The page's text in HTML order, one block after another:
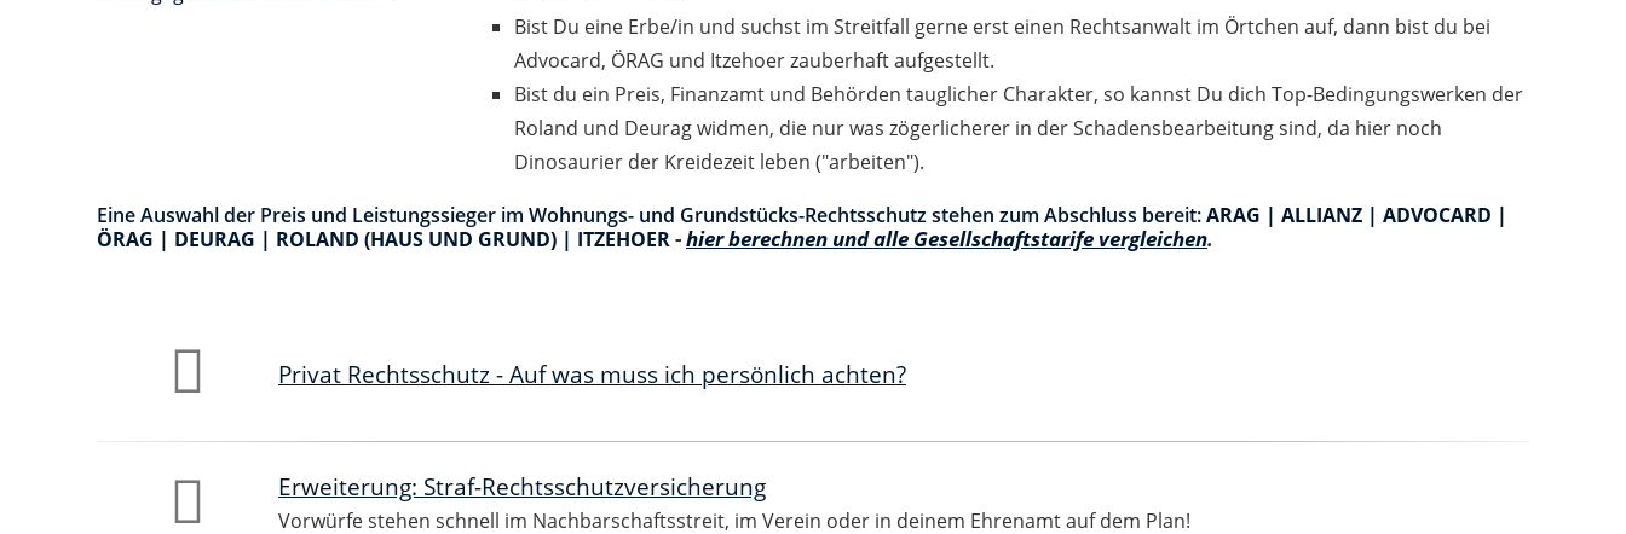
Bist Du eine Erbe/in und suchst im Streitfall gerne erst einen Rechtsanwalt im Örtchen auf, dann bist du bei
Advocard, ÖRAG und Itzehoer zauberhaft aufgestellt.
Bist du ein Preis, Finanzamt und Behörden tauglicher Charakter, so kannst Du dich Top-Bedingungswerken der
Roland und Deurag widmen, die nur was zögerlicherer in der Schadensbearbeitung sind, da hier noch
Dinosaurier der Kreidezeit leben ("arbeiten").
Eine Auswahl der Preis und Leistungssieger im Wohnungs- und Grundstücks-Rechtsschutz stehen zum Abschluss bereit:ARAG | ALLIANZ | ADVOCARD |
ÖRAG | DEURAG | ROLAND (HAUS UND GRUND) | ITZEHOER-hier berechnen und alle Gesellschaftstarife vergleichen.
Privat Rechtsschutz - Auf was muss ich persönlich achten?
Erweiterung: Straf-Rechtsschutzversicherung
Vorwürfe stehen schnell im Nachbarschaftsstreit, im Verein oder in deinem Ehrenamt auf dem Plan!